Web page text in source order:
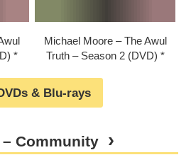
Michael Moore – The Awul
Truth – Season 2 (DVD)
& Blu-rays
Community